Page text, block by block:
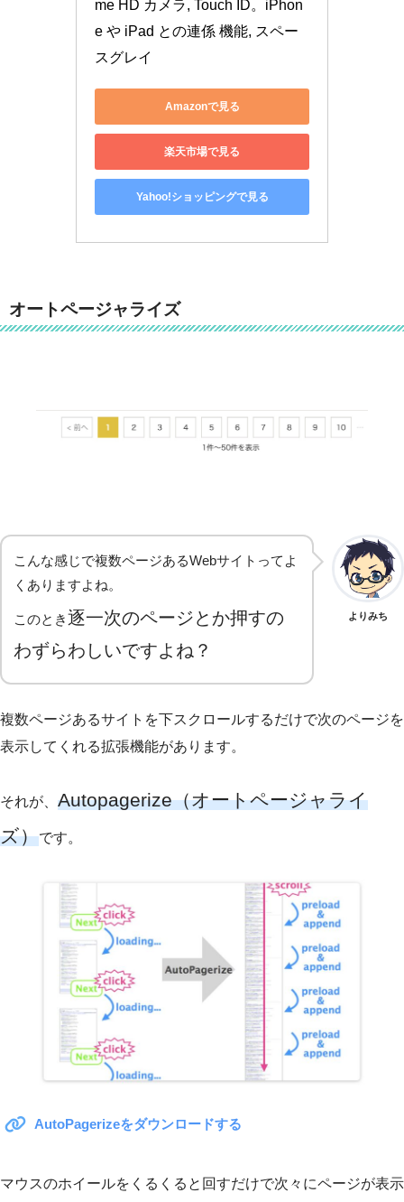
me HD カメラ, Touch ID。iPhon
e や iPad との連係 機能, スペー
スグレイ
Amazonで見る
楽天市場で見る
Yahoo!ショッピングで見る
オートページャライズ
こんな感じで複数ページあるWebサイトってよ
くありますよね。
このとき逐一次のページとか押すの
わずらわしいですよね？
よりみち
複数ページあるサイトを下スクロールするだけで次のページを
表示してくれる拡張機能があります。
それが、 Autopagerize（オートページャライ
ズ）です。
AutoPagerizeをダウンロードする
マウスのホイールをくるくると回すだけで次々にページが表示